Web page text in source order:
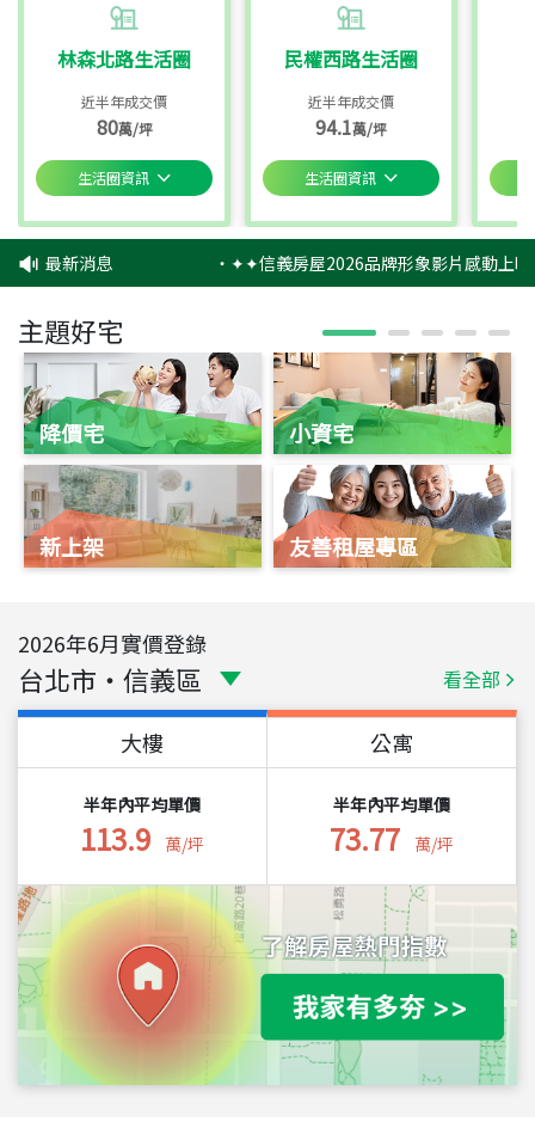
林森北路生活圈
近半年成交價
80萬/坪
生活圈資訊
民權西路生活圈
近半年成交價
94.1萬/坪
生活圈資訊
最新消息 ‧✦✦信義房屋2026品牌形象影片感動上
主題好宅
降價宅
新上架
小資宅
友善租屋專區
2026年6月實價登錄
台北市 ・ 信義區 看全部
大樓
半年內平均單價
113.9 萬/坪
公寓
半年內平均單價
73.77 萬/坪